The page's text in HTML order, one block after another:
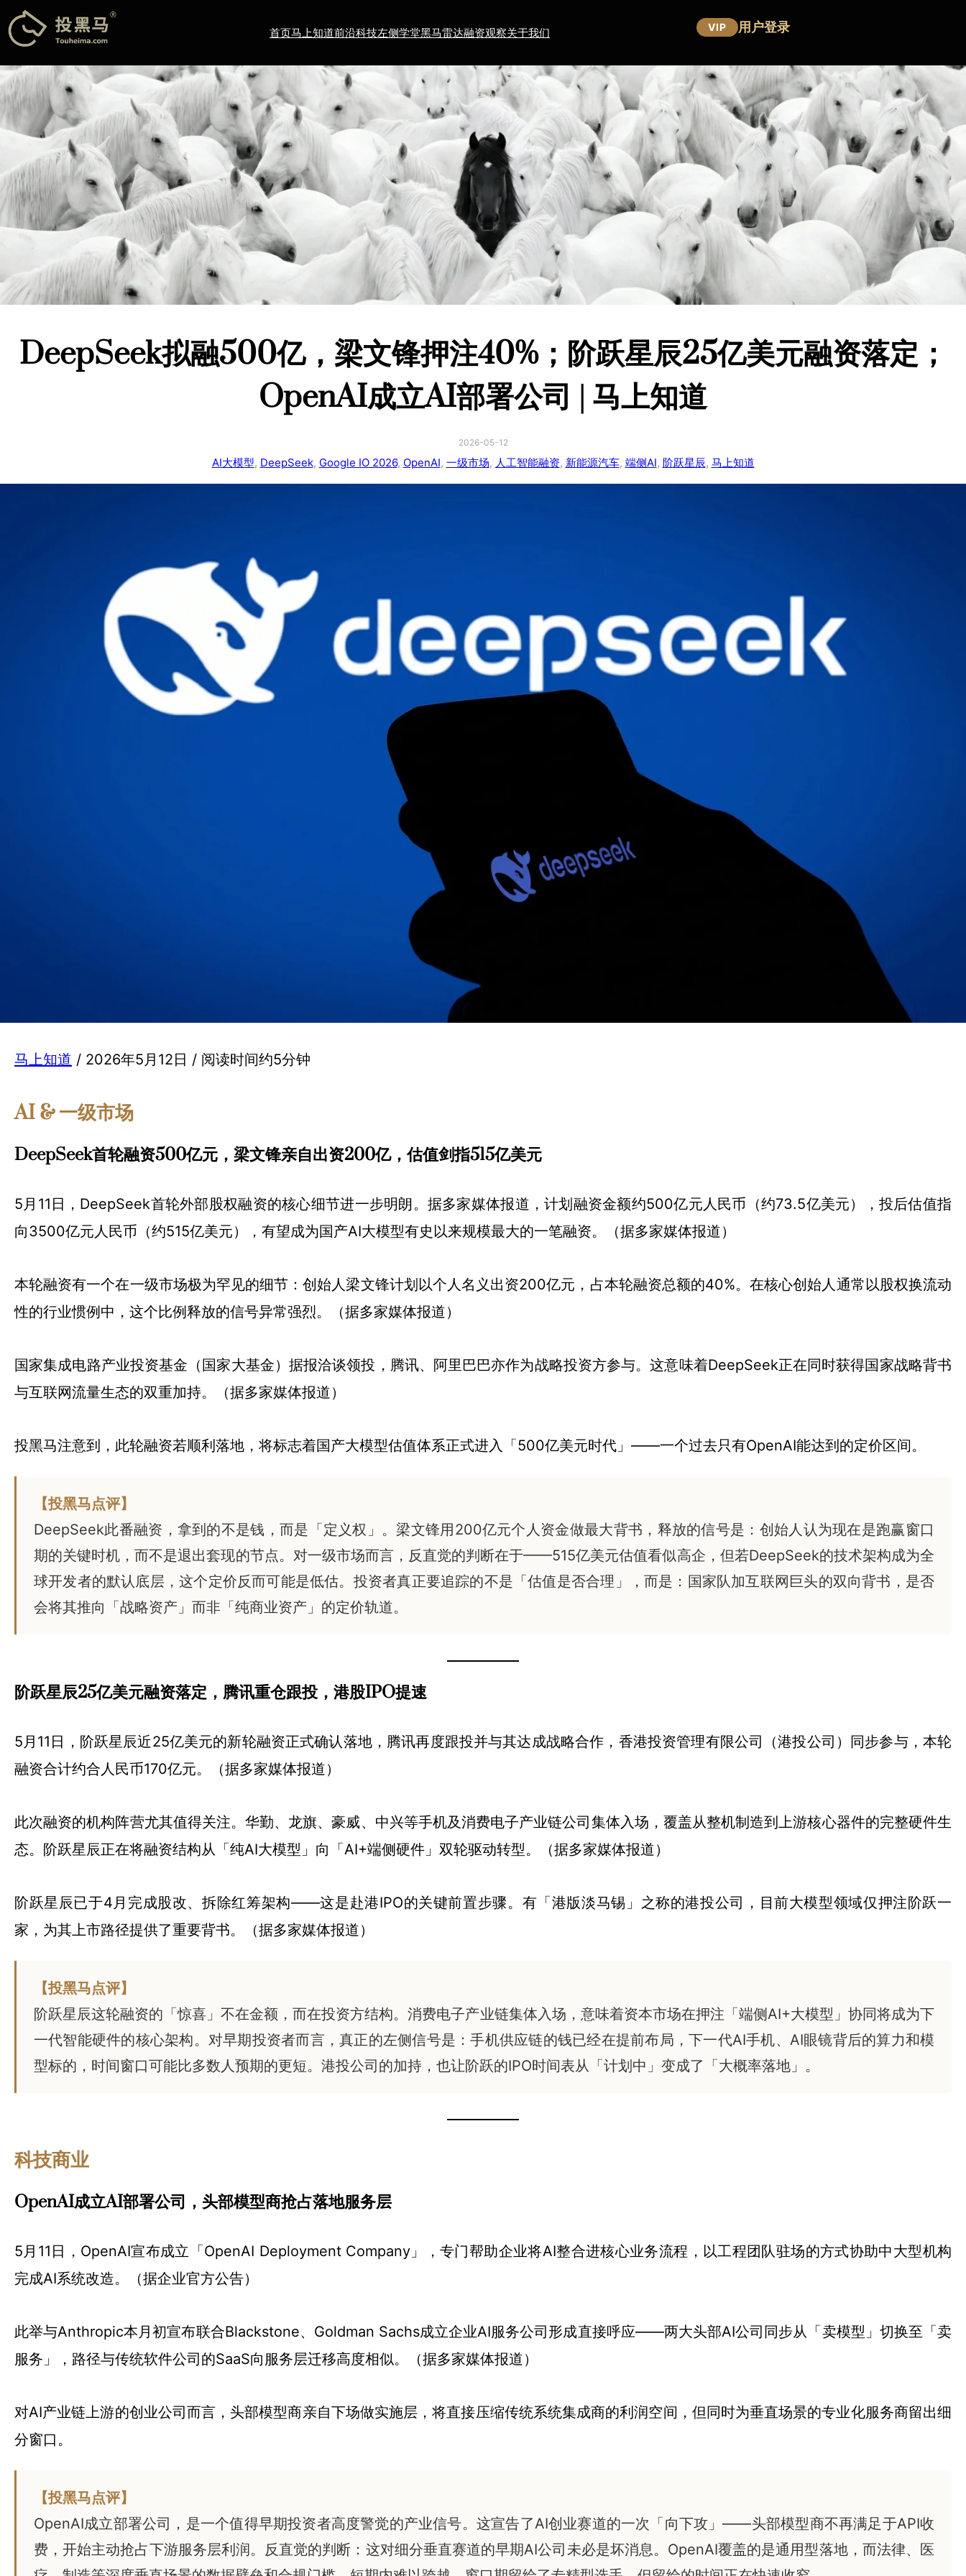
至
容
首页马上知道前沿科技左侧学堂黑马雷达融资观察关于我们 VIP 用户登录
DeepSeek拟融500亿，梁文锋押注40%；阶跃星辰25亿美元融资落定；
OpenAI成立AI部署公司 | 马上知道
2026-05-12
AI大模型, DeepSeek, Google IO 2026, OpenAI, 一级市场, 人工智能融资, 新能源汽车, 端侧AI, 阶跃星辰, 马上知道
马上知道 / 2026年5月12日 / 阅读时间约5分钟
AI & 一级市场
DeepSeek首轮融资500亿元，梁文锋亲自出资200亿，估值剑指515亿美元
5月11日，DeepSeek首轮外部股权融资的核心细节进一步明朗。据多家媒体报道，计划融资金额约500亿元人民币（约73.5亿美元），投后估值指
向3500亿元人民币（约515亿美元），有望成为国产AI大模型有史以来规模最大的一笔融资。（据多家媒体报道）
本轮融资有一个在一级市场极为罕见的细节：创始人梁文锋计划以个人名义出资200亿元，占本轮融资总额的40%。在核心创始人通常以股权换流动
性的行业惯例中，这个比例释放的信号异常强烈。（据多家媒体报道）
国家集成电路产业投资基金（国家大基金）据报洽谈领投，腾讯、阿里巴巴亦作为战略投资方参与。这意味着DeepSeek正在同时获得国家战略背书
与互联网流量生态的双重加持。（据多家媒体报道）
投黑马注意到，此轮融资若顺利落地，将标志着国产大模型估值体系正式进入「500亿美元时代」——一个过去只有OpenAI能达到的定价区间。
【投黑马点评】
DeepSeek此番融资，拿到的不是钱，而是「定义权」。梁文锋用200亿元个人资金做最大背书，释放的信号是：创始人认为现在是跑赢窗口
期的关键时机，而不是退出套现的节点。对一级市场而言，反直觉的判断在于——515亿美元估值看似高企，但若DeepSeek的技术架构成为全
球开发者的默认底层，这个定价反而可能是低估。投资者真正要追踪的不是「估值是否合理」，而是：国家队加互联网巨头的双向背书，是否
会将其推向「战略资产」而非「纯商业资产」的定价轨道。
阶跃星辰25亿美元融资落定，腾讯重仓跟投，港股IPO提速
5月11日，阶跃星辰近25亿美元的新轮融资正式确认落地，腾讯再度跟投并与其达成战略合作，香港投资管理有限公司（港投公司）同步参与，本轮
融资合计约合人民币170亿元。（据多家媒体报道）
此次融资的机构阵营尤其值得关注。华勤、龙旗、豪威、中兴等手机及消费电子产业链公司集体入场，覆盖从整机制造到上游核心器件的完整硬件生
态。阶跃星辰正在将融资结构从「纯AI大模型」向「AI+端侧硬件」双轮驱动转型。（据多家媒体报道）
阶跃星辰已于4月完成股改、拆除红筹架构——这是赴港IPO的关键前置步骤。有「港版淡马锡」之称的港投公司，目前大模型领域仅押注阶跃一
家，为其上市路径提供了重要背书。（据多家媒体报道）
【投黑马点评】
阶跃星辰这轮融资的「惊喜」不在金额，而在投资方结构。消费电子产业链集体入场，意味着资本市场在押注「端侧AI+大模型」协同将成为下
一代智能硬件的核心架构。对早期投资者而言，真正的左侧信号是：手机供应链的钱已经在提前布局，下一代AI手机、AI眼镜背后的算力和模
型标的，时间窗口可能比多数人预期的更短。港投公司的加持，也让阶跃的IPO时间表从「计划中」变成了「大概率落地」。
科技商业
OpenAI成立AI部署公司，头部模型商抢占落地服务层
5月11日，OpenAI宣布成立「OpenAI Deployment Company」，专门帮助企业将AI整合进核心业务流程，以工程团队驻场的方式协助中大型机构
完成AI系统改造。（据企业官方公告）
此举与Anthropic本月初宣布联合Blackstone、Goldman Sachs成立企业AI服务公司形成直接呼应——两大头部AI公司同步从「卖模型」切换至「卖
服务」，路径与传统软件公司的SaaS向服务层迁移高度相似。（据多家媒体报道）
对AI产业链上游的创业公司而言，头部模型商亲自下场做实施层，将直接压缩传统系统集成商的利润空间，但同时为垂直场景的专业化服务商留出细
分窗口。
【投黑马点评】
OpenAI成立部署公司，是一个值得早期投资者高度警觉的产业信号。这宣告了AI创业赛道的一次「向下攻」——头部模型商不再满足于API收
费，开始主动抢占下游服务层利润。反直觉的判断：这对细分垂直赛道的早期AI公司未必是坏消息。OpenAI覆盖的是通用型落地，而法律、医